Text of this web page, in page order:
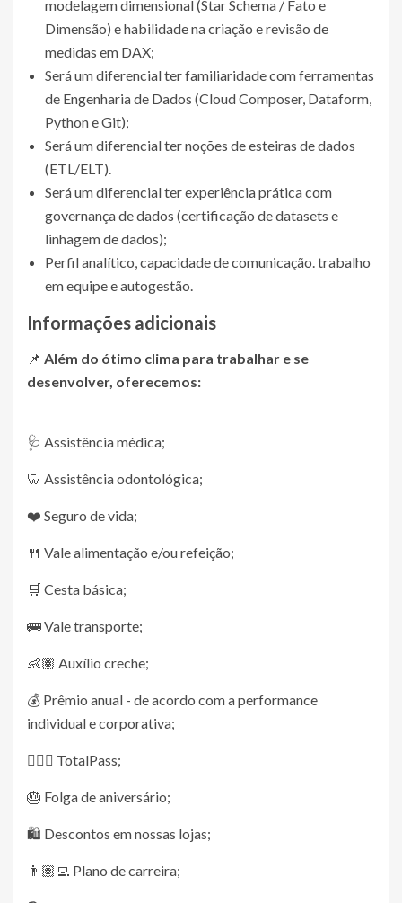
modelagem dimensional (Star Schema / Fato e
Dimensão) e habilidade na criação e revisão de
medidas em DAX;
Será um diferencial ter familiaridade com ferramentas
de Engenharia de Dados (Cloud Composer, Dataform,
Python e Git);
Será um diferencial ter noções de esteiras de dados
(ETL/ELT).
Será um diferencial ter experiência prática com
governança de dados (certificação de datasets e
linhagem de dados);
Perfil analítico, capacidade de comunicação. trabalho
em equipe e autogestão.
Informações adicionais
📌 Além do ótimo clima para trabalhar e se
desenvolver, oferecemos:
🩺 Assistência médica;
🦷 Assistência odontológica;
❤️ Seguro de vida;
🍴 Vale alimentação e/ou refeição;
🛒 Cesta básica;
🚌 Vale transporte;
👶🏽 Auxílio creche;
💰 Prêmio anual - de acordo com a performance
individual e corporativa;
🏋🏻‍♀️ TotalPass;
🎂 Folga de aniversário;
🛍️ Descontos em nossas lojas;
👨🏽‍💻 Plano de carreira;